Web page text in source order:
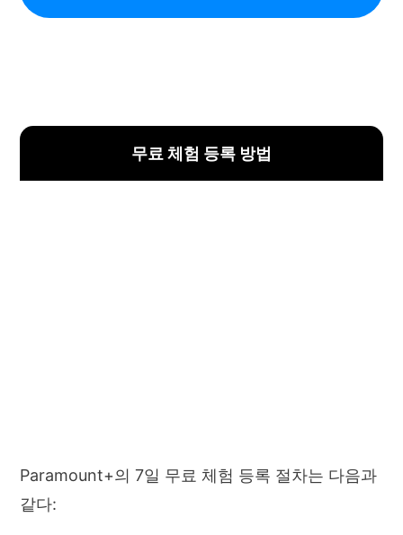
무료 체험 등록 방법
Paramount+의 7일 무료 체험 등록 절차는 다음과
같다: